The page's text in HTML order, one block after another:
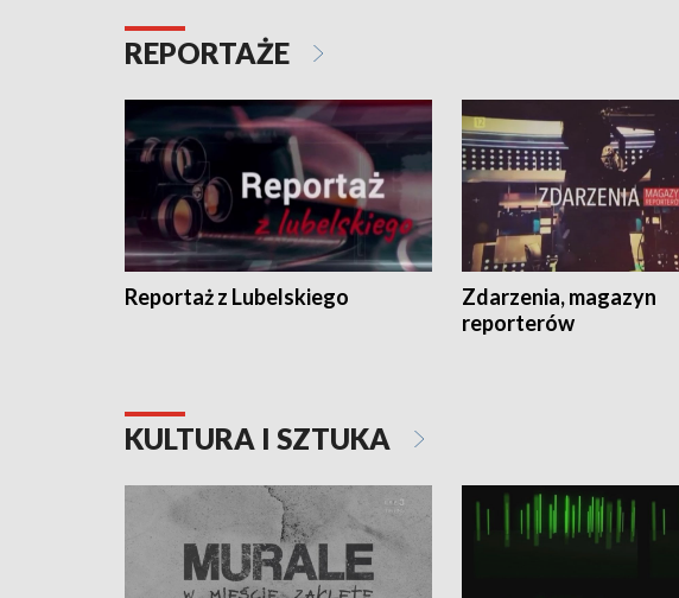
REPORTAŻE
Reportaż z Lubelskiego
Zdarzenia, magazyn
reporterów
KULTURA I SZTUKA